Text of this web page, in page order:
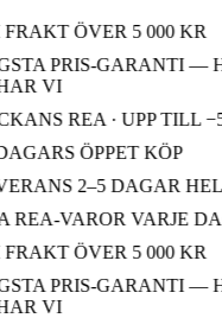
ÖVER 5 000 KR
PRIS-GARANTI —
VI
REA · UPP TILL
ÖPPET KÖP
2–5 DAGAR
REA-VAROR VARJE
ÖVER 5 000 KR
PRIS-GARANTI —
VI